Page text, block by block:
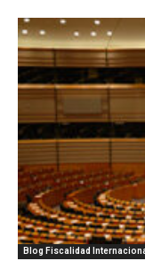
Blog Fiscalidad